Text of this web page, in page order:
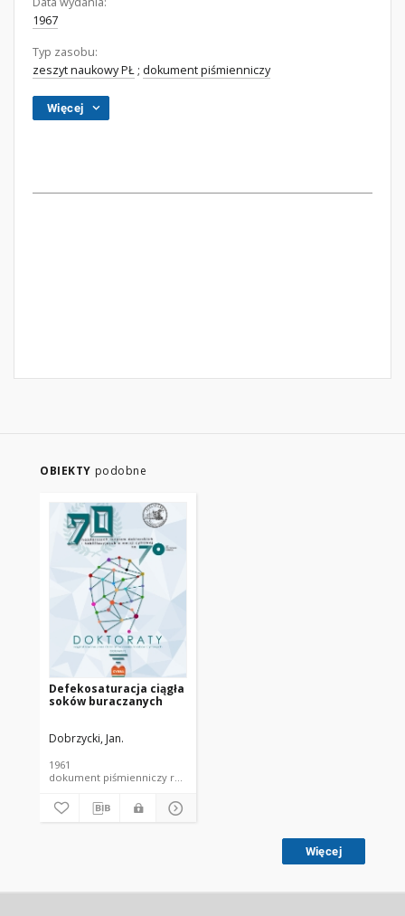
1967
Typ zasobu:
zeszyt naukowy PŁ ; dokument piśmienniczy
Więcej
OBIEKTY podobne
Defekosaturacja ciągła
soków buraczanych
Dobrzycki, Jan.
1961
dokument piśmienniczy rozprawa doktorska PŁ
Więcej